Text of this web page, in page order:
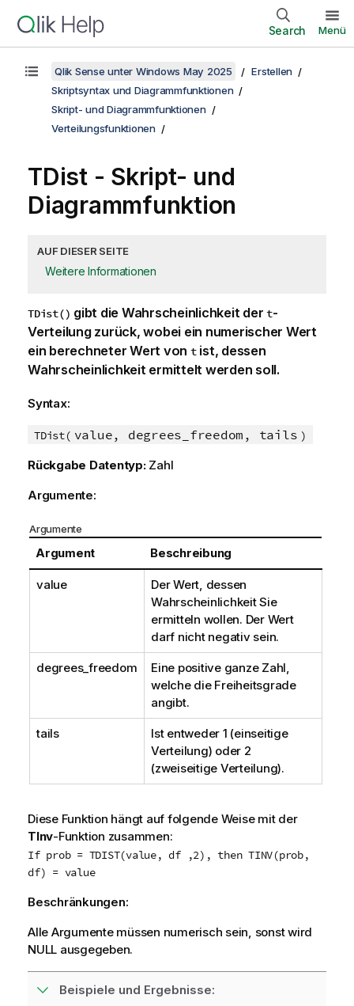
Search Menü
Qlik Sense unter Windows May 2025
Erstellen
Skriptsyntax und Diagrammfunktionen
Skript- und Diagrammfunktionen
Verteilungsfunktionen
TDist - Skript- und
Diagrammfunktion
AUF DIESER SEITE
Weitere Informationen
TDist() gibt die Wahrscheinlichkeit der t-
Verteilung zurück, wobei ein numerischer Wert
ein berechneter Wert von tist, dessen
Wahrscheinlichkeit ermittelt werden soll.
Syntax:
TDist( value, degrees_freedom, tails )
Rückgabe Datentyp: Zahl
Argumente:
Argumente
Argument Beschreibung
value
Der Wert, dessen
Wahrscheinlichkeit Sie
ermitteln wollen. Der Wert
darf nicht negativ sein.
degrees_freedom
Eine positive ganze Zahl,
welche die Freiheitsgrade
angibt.
tails
Ist entweder 1 (einseitige
Verteilung) oder 2
(zweiseitige Verteilung).
Diese Funktion hängt auf folgende Weise mit der
TInv-Funktion zusammen:
If prob = TDIST(value, df ,2), then TINV(prob,
df) = value
Beschränkungen:
Alle Argumente müssen numerisch sein, sonst wird
NULL ausgegeben.
Beispiele und Ergebnisse: